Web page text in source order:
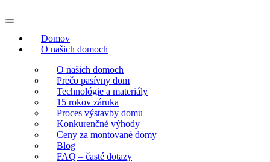
Domov
O našich domoch
O našich domoch
Prečo pasívny dom
Technológie a materiály
15 rokov záruka
Proces výstavby domu
Konkurenčné výhody
Ceny za montované domy
Blog
FAQ – časté dotazy